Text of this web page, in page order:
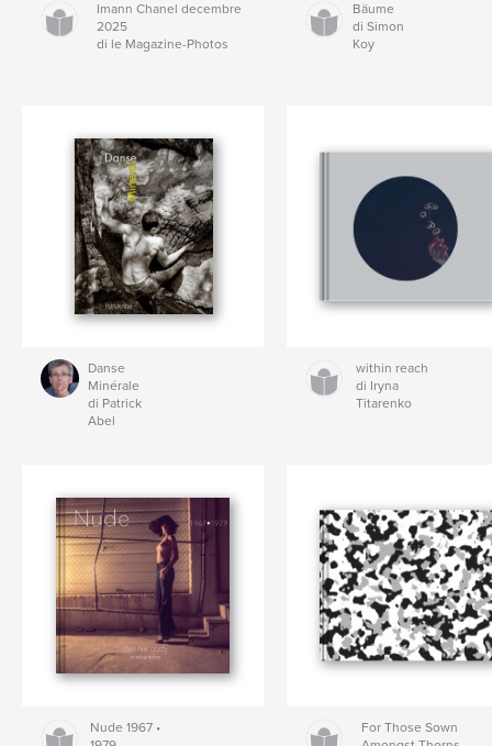
Imann Chanel decembre
2025
di le Magazine-Photos
Bäume
di Simon
Koy
Danse
Minérale
di Patrick
Abel
within reach
di Iryna
Titarenko
Nude 1967 •
For Those Sown